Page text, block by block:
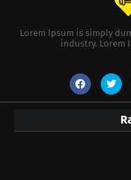
Lorem Ipsum is simply
industry. Lorem